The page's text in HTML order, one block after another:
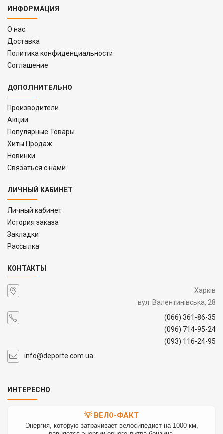
ИНФОРМАЦИЯ
O нас
Доставка
Политика конфиденциальности
Соглашение
ДОПОЛНИТЕЛЬНО
Производители
Акции
Популярные Товары
Хиты Продаж
Новинки
Связаться с нами
ЛИЧНЫЙ КАБИНЕТ
Личный кабинет
История заказа
Закладки
Рассылка
КОНТАКТЫ
Харків
вул. Валентинівська, 28
(066) 361-86-35
(096) 714-95-24
(093) 116-24-95
info@deporte.com.ua
ИНТЕРЕСНО
💡 ВЕЛО-ФАКТ
Энергия, которую затрачивает велосипедист на 1000 км,